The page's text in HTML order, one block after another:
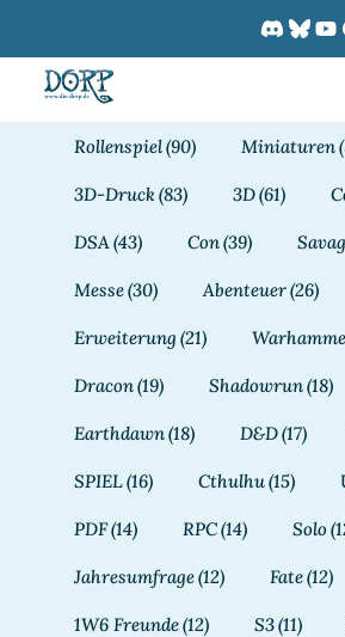
springen
Rollenspiel(90) Miniaturen
3D-Druck(83) 3D(61)
DSA (43) Con(39)
Messe(30) Abenteuer(26)
Erweiterung (21)
Dracon(19) Shadowrun(18)
Earthdawn(18) D&D(17)
SPIEL(16) Cthulhu(15)
PDF(14) RPC(14) Solo
Jahresumfrage(12) Fate(12)
1W6 Freunde(12) S3(11)